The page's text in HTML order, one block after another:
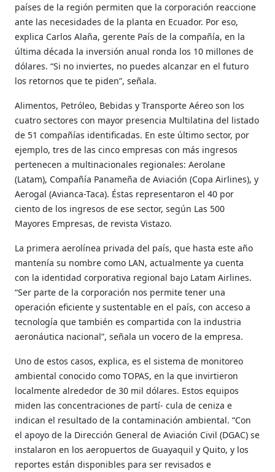
países de la región permiten que la corporación reaccione
ante las necesidades de la planta en Ecuador. Por eso,
explica Carlos Alaña, gerente País de la compañía, en la
última década la inversión anual ronda los 10 millones de
dólares. “Si no inviertes, no puedes alcanzar en el futuro
los retornos que te piden”, señala.
Alimentos, Petróleo, Bebidas y Transporte Aéreo son los
cuatro sectores con mayor presencia Multilatina del listado
de 51 compañías identificadas. En este último sector, por
ejemplo, tres de las cinco empresas con más ingresos
pertenecen a multinacionales regionales: Aerolane
(Latam), Compañía Panameña de Aviación (Copa Airlines), y
Aerogal (Avianca-Taca). Éstas representaron el 40 por
ciento de los ingresos de ese sector, según Las 500
Mayores Empresas, de revista Vistazo.
La primera aerolínea privada del país, que hasta este año
mantenía su nombre como LAN, actualmente ya cuenta
con la identidad corporativa regional bajo Latam Airlines.
“Ser parte de la corporación nos permite tener una
operación eficiente y sustentable en el país, con acceso a
tecnología que también es compartida con la industria
aeronáutica nacional”, señala un vocero de la empresa.
Uno de estos casos, explica, es el sistema de monitoreo
ambiental conocido como TOPAS, en la que invirtieron
localmente alrededor de 30 mil dólares. Estos equipos
miden las concentraciones de partí- cula de ceniza e
indican el resultado de la contaminación ambiental. “Con
el apoyo de la Dirección General de Aviación Civil (DGAC) se
instalaron en los aeropuertos de Guayaquil y Quito, y los
reportes están disponibles para ser revisados e